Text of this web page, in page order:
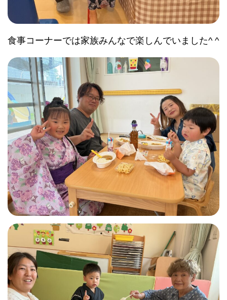
食事コーナーでは家族みんなで楽しんでいました^ ^